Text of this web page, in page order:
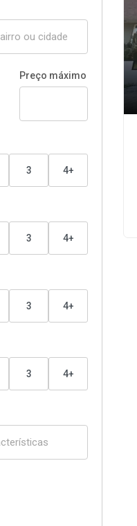
Preço máximo
3 4+
3 4+
3 4+
3 4+